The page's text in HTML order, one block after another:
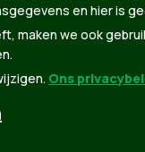
met
en hier is
maken we ook
Ons